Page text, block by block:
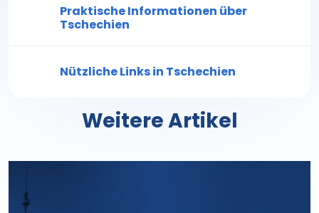
Praktische Informationen über
Tschechien
Nützliche Links in Tschechien
Weitere Artikel